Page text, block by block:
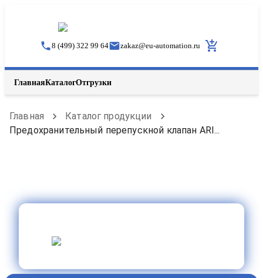
8 (499) 322 99 64 zakaz@eu-automation.ru
ГлавнаяКаталогОтгрузки
Главная
Каталог продукции
Предохранительный перепускной клапан ARI...